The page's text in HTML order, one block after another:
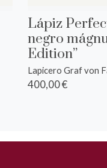
Lápiz
negro
Edition”
Lapicero Graf von
400,00 €